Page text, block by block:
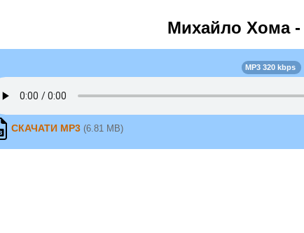
Михайло Хома -
MP3 320 kbps
СКАЧАТИ MP3 (6.81 MB)